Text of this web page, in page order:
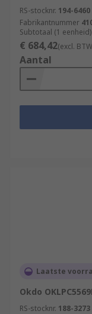
RS-stocknr. 194-6460
Fabrikantnummer
Subtotaal (1 eenheid)
€ 684,42(excl.
Aantal
Laatste
Okdo
RS-stocknr. 188-3273